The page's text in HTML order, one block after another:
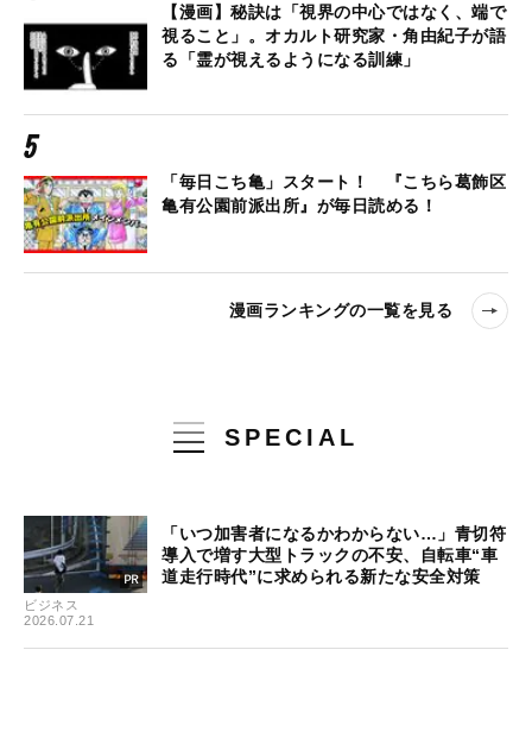
【漫画】秘訣は「視界の中心ではなく、端で
視ること」。オカルト研究家・角由紀子が語
る「霊が視えるようになる訓練」
「毎日こち亀」スタート！ 『こちら葛飾区
亀有公園前派出所』が毎日読める！
漫画ランキングの一覧を見る
SPECIAL
ビジネス
2026.07.21
「いつ加害者になるかわからない…」青切符
導入で増す大型トラックの不安、自転車“車
道走行時代”に求められる新たな安全対策